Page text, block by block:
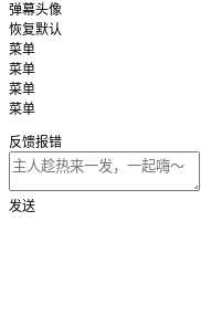
弹幕头像
恢复默认
菜单
菜单
菜单
菜单
反馈报错
发送